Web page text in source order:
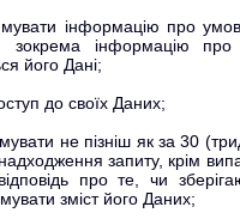
інформацію про
інформацію про
його Дані;
до своїх Даних;
не пізніш як за 30
запиту, крім
про те, чи
зміст його Даних;